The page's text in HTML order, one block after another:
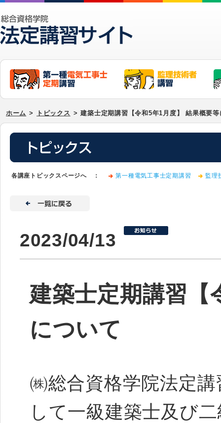
ホーム > トピックス > 建築士定期講習【令和5年1月度】 結果概要
各講座トピックスページへ ： 第一種電気工事士定期講習 監理
2023/04/13
建築士定期講習【
について
㈱総合資格学院法定
して一級建築士及び